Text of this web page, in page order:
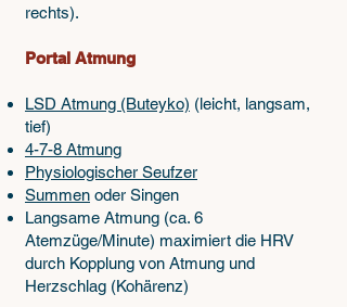
rechts).
Portal Atmung
LSD Atmung (Buteyko) (leicht, langsam,
tief)
4-7-8 Atmung
Physiologischer Seufzer
Summen oder Singen
Langsame Atmung (ca. 6
Atemzüge/Minute) maximiert die HRV
durch Kopplung von Atmung und
Herzschlag (Kohärenz)